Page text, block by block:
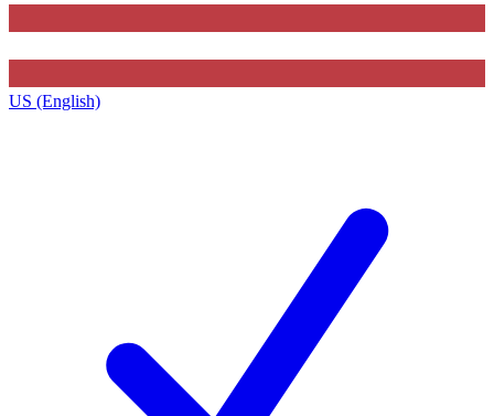
US (English)